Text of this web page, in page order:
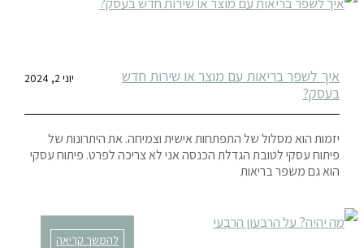
איך לשפר בריאות עם מוצר או שירות חדש
בעסק?
יוני 2, 2024
יזמות הוא מסלול של התפתחות אישית וצמיחה. את היתרונות של
פיתוח עסקי לטובת הגדלת הכנסה אני לא צריכה לפרט. פיתוח עסקי
הוא גם משפר בריאות
להמשך קריאה